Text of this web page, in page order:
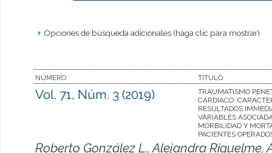
Opciones de búsqueda adicionales (haga clic para mostrar)
NÚMERO TÍTULO
Vol. 71, Núm. 3 (2019)
TRAUMATISMO
CARDIACO:
RESULTADOS
VARIABLES
MORBILIDAD Y
PACIENTES
Roberto González L., Alejandra Riquelme,